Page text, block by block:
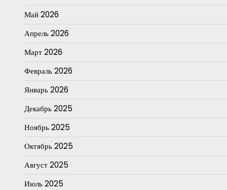
Май 2026
Апрель 2026
Март 2026
Февраль 2026
Январь 2026
Декабрь 2025
Ноябрь 2025
Октябрь 2025
Август 2025
Июль 2025